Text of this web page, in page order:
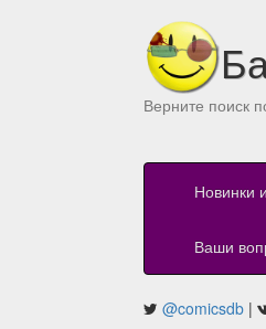
Верните поиск
Новинки
Ваши
@comicsdb |